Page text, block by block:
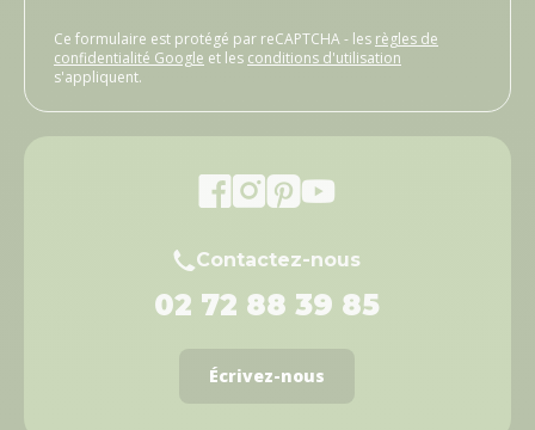
Ce formulaire est protégé par reCAPTCHA - les règles de
confidentialité Google et les conditions d'utilisation
s'appliquent.
Contactez-nous
02 72 88 39 85
Écrivez-nous